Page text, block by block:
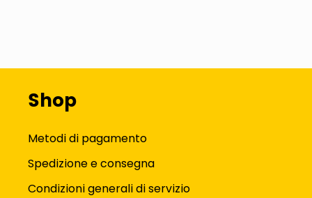
Shop
Metodi di pagamento
Spedizione e consegna
Condizioni generali di servizio